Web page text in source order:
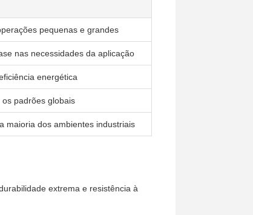
pequenas e grandes
nas necessidades da aplicação
energética
padrões globais
maioria dos ambientes industriais
extrema e resistência à